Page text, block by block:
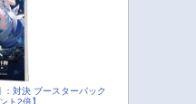
：対決 ブースターパック
ト2倍】